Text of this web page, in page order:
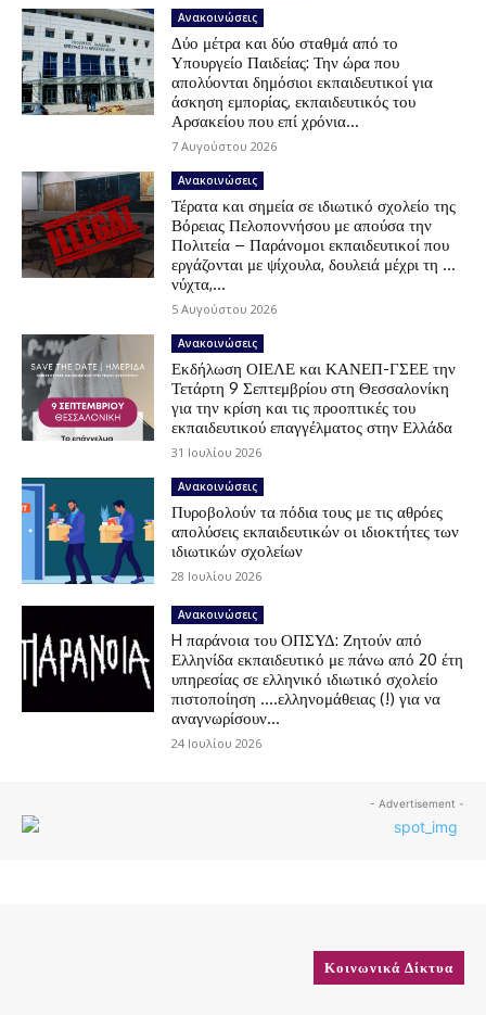
Ανακοινώσεις
Δύο μέτρα και δύο σταθμά από το
Υπουργείο Παιδείας: Την ώρα που
απολύονται δημόσιοι εκπαιδευτικοί για
άσκηση εμπορίας, εκπαιδευτικός του
Αρσακείου που επί χρόνια...
7 Αυγούστου 2026
Ανακοινώσεις
Τέρατα και σημεία σε ιδιωτικό σχολείο της
Βόρειας Πελοποννήσου με απούσα την
Πολιτεία – Παράνομοι εκπαιδευτικοί που
εργάζονται με ψίχουλα, δουλειά μέχρι τη …
νύχτα,...
5 Αυγούστου 2026
Ανακοινώσεις
Εκδήλωση ΟΙΕΛΕ και ΚΑΝΕΠ-ΓΣΕΕ την
Τετάρτη 9 Σεπτεμβρίου στη Θεσσαλονίκη
για την κρίση και τις προοπτικές του
εκπαιδευτικού επαγγέλματος στην Ελλάδα
31 Ιουλίου 2026
Ανακοινώσεις
Πυροβολούν τα πόδια τους με τις αθρόες
απολύσεις εκπαιδευτικών οι ιδιοκτήτες των
ιδιωτικών σχολείων
28 Ιουλίου 2026
Ανακοινώσεις
H παράνοια του ΟΠΣΥΔ: Ζητούν από
Ελληνίδα εκπαιδευτικό με πάνω από 20 έτη
υπηρεσίας σε ελληνικό ιδιωτικό σχολείο
πιστοποίηση ….ελληνομάθειας (!) για να
αναγνωρίσουν...
24 Ιουλίου 2026
- Advertisement -
Κοινωνικά Δίκτυα